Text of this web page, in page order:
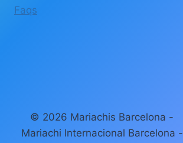
Faqs
© 2026 Mariachis Barcelona -
Mariachi Internacional Barcelona -